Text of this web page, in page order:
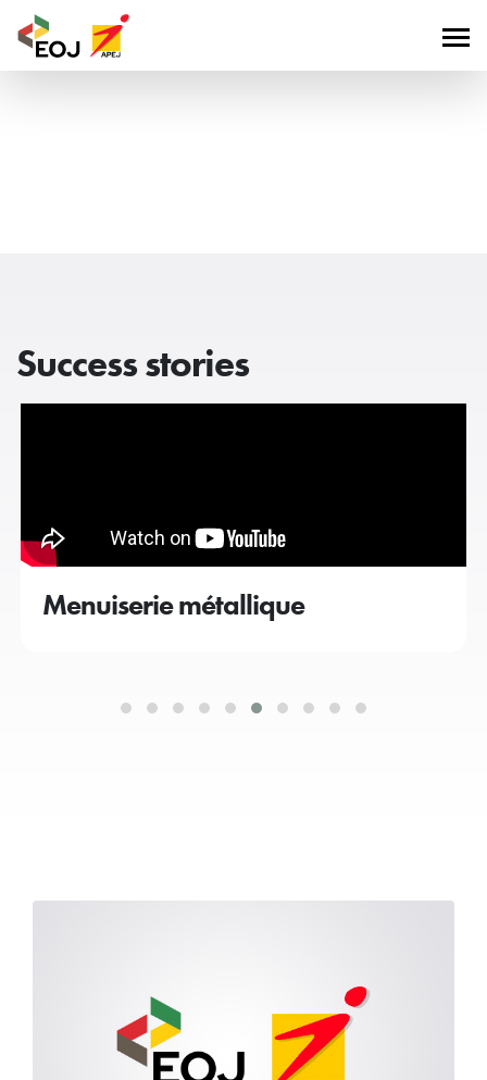
Success stories
Menuiserie métallique